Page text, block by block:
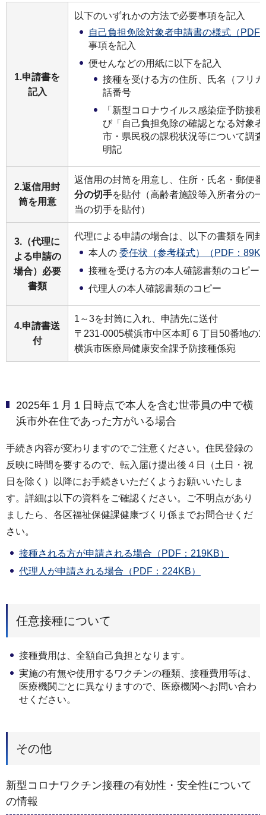
1.申請書を
記入
以下のいずれかの方法で必要事項を記入
自己負担免除対象者申請書の様式（PDF
事項を記入
便せんなどの用紙に以下を記入
接種を受ける方の住所、氏名（フリ
話番号
「新型コロナウイルス感染症予防接
び「自己負担免除の確認となる対象
市・県民税の課税状況等について調
明記
2.返信用封
筒を用意
返信用の封筒を用意し、住所・氏名・郵便
分の切手を貼付（高齢者施設等入所者分の
当の切手を貼付）
3.（代理に
よる申請の
場合）必要
書類
代理による申請の場合は、以下の書類を同封
本人の 委任状（参考様式）（PDF：
接種を受ける方の本人確認書類のコピー
代理人の本人確認書類のコピー
4.申請書送
付
1～3を封筒に入れ、申請先に送付
〒231-0005横浜市中区本町６丁目50番地の
横浜市医療局健康安全課予防接種係宛
2025年１月１日時点で本人を含む世帯員の中で横
浜市外在住であった方がいる場合
手続き内容が変わりますのでご注意ください。住民登録の
反映に時間を要するので、転入届け提出後４日（土日・祝
日を除く）以降にお手続きいただくようお願いいたしま
す。詳細は以下の資料をご確認ください。ご不明点があり
ましたら、各区福祉保健課健康づくり係までお問合せくだ
さい。
接種される方が申請される場合（PDF：219KB）
代理人が申請される場合（PDF：224KB）
任意接種について
接種費用は、全額自己負担となります。
実施の有無や使用するワクチンの種類、接種費用等は、
医療機関ごとに異なりますので、医療機関へお問い合わ
せください。
その他
新型コロナワクチン接種の有効性・安全性について
の情報